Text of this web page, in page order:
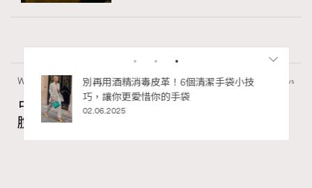
Wellness 50 views
占星巫利專欄：「凱龍星在金牛座逆行」擺
脫內在匱乏感、看見存在本身的價值
的顯
別再用酒精消毒皮革！6個清潔手袋小技
巧，讓你更愛惜你的手袋
02.06.2025